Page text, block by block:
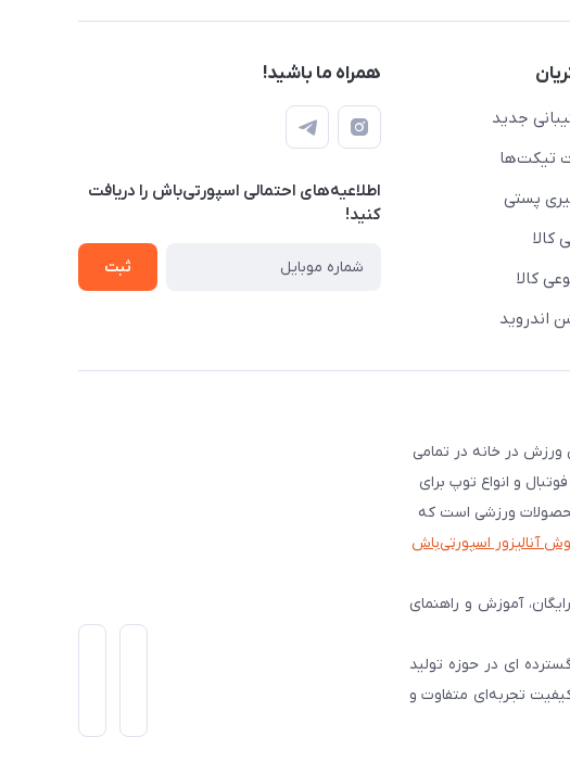
جدید
تیکت‌ها
پستی
کالا
کالا
اندروید
همراه ما باشید!
اطلاعیه‌های احتمالی اسپورتی‌باش را دریافت
کنید!
ثبت
ورزش در خانه در تمامی
و انواع توپ برای
ورزشی است که
آنالیزور اسپورتی‌باش
آموزش و راهنمای
دارای نماد اعتماد الکترونیک و درگاه پرداخت معتبر است و از سال 1399 فعالیت گسترده ای در حوزه تولید
تجربه‌ای متفاوت و